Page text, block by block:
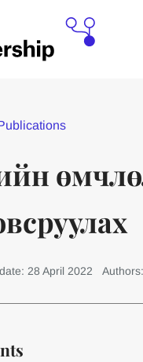
28 April 2022